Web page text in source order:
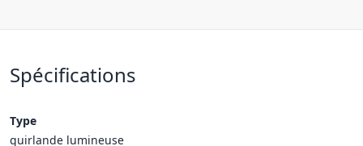
Spécifications
Type
guirlande lumineuse